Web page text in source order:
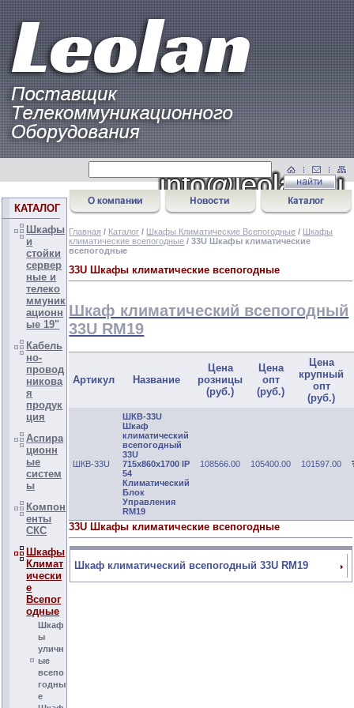
КАТАЛОГ
Шкафы
и
стойки
сервер
ные и
телеко
ммуник
ационн
ые 19"
Кабель
но-
провод
никова
я
продук
ция
Аспира
ционн
ые
систем
ы
Компон
енты
СКС
Шкафы
Климат
ически
е
Всепог
одные
Шкаф
ы
уличн
ые
всепо
годны
е
Главная / Каталог / Шкафы Климатические Всепогодные / Шкафы
климатические всепогодные / 33U Шкафы климатические
всепогодные
33U Шкафы климатические всепогодные
Шкаф климатический всепогодный
33U RM19
Артикул Название
Цена
розницы
(руб.)
Цена
опт
(руб.)
Цена
крупный
опт
(руб.)
ШКВ-33U
ШКВ-33U
Шкаф
климатический
всепогодный
33U
715x860x1700 IP
54
Климатический
Блок
Управления
RM19
108566.00 105400.00 101597.00
33U Шкафы климатические всепогодные
Шкаф климатический всепогодный 33U RM19